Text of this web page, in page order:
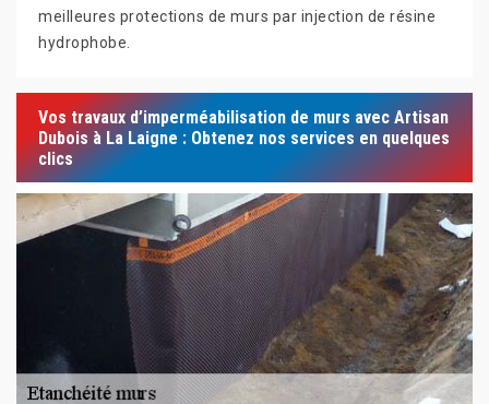
meilleures protections de murs par injection de résine
hydrophobe.
Vos travaux d’imperméabilisation de murs avec Artisan
Dubois à La Laigne : Obtenez nos services en quelques
clics